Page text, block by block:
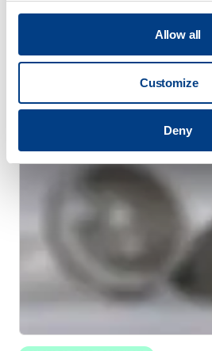
Allow all
Customize
Deny
Réduction des
traitement thermique
thermique à haute